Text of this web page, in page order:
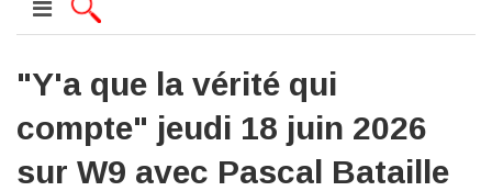
"Y'a que la vérité qui
compte" jeudi 18 juin 2026
sur W9 avec Pascal Bataille